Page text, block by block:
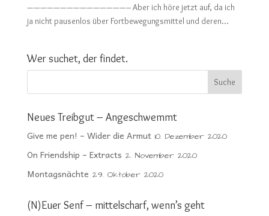
———————————————– Aber ich höre jetzt auf, da ich
ja nicht pausenlos über Fortbewegungsmittel und deren...
Wer suchet, der findet.
Neues Treibgut – Angeschwemmt
Give me pen! – Wider die Armut 10. Dezember 2020
On Friendship – Extracts 2. November 2020
Montagsnächte 29. Oktober 2020
(N)Euer Senf – mittelscharf, wenn’s geht